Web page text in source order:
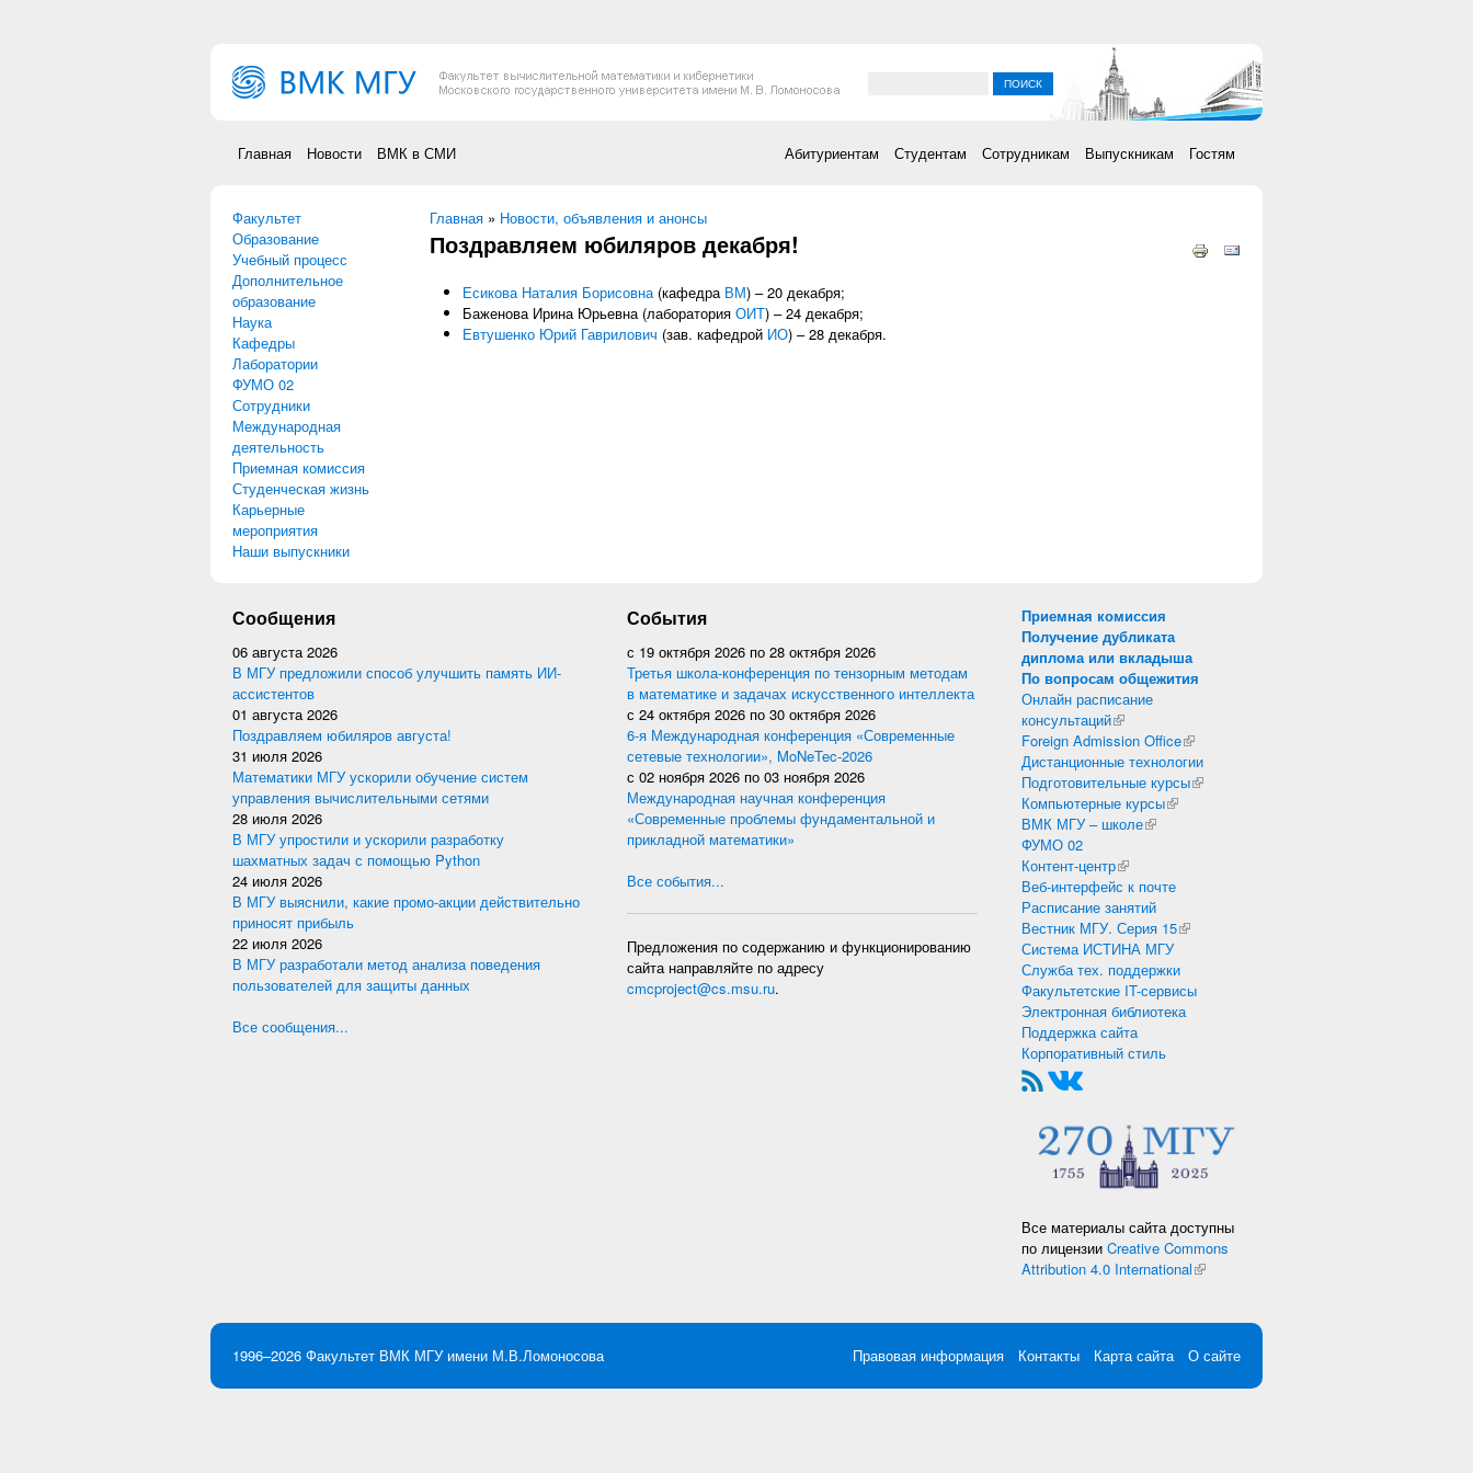
Главная Новости ВМК в СМИ Абитуриентам Студентам Сотрудникам Выпускникам Гостям
Факультет
Образование
Учебный процесс
Дополнительное
образование
Наука
Кафедры
Лаборатории
ФУМО 02
Сотрудники
Международная
деятельность
Приемная комиссия
Студенческая жизнь
Карьерные
мероприятия
Наши выпускники
Вы здесь
Главная » Новости, объявления и анонсы
Поздравляем юбиляров декабря!
Есикова Наталия Борисовна(кафедра ВМ) – 20 декабря;
Баженова Ирина Юрьевна (лаборатория ОИТ) – 24 декабря;
Евтушенко Юрий Гаврилович (зав. кафедрой ИО) – 28 декабря.
Сообщения
06 августа 2026
В МГУ предложили способ улучшить память ИИ-
ассистентов
01 августа 2026
Поздравляем юбиляров августа!
31 июля 2026
Математики МГУ ускорили обучение систем
управления вычислительными сетями
28 июля 2026
В МГУ упростили и ускорили разработку
шахматных задач с помощью Python
24 июля 2026
В МГУ выяснили, какие промо-акции действительно
приносят прибыль
22 июля 2026
В МГУ разработали метод анализа поведения
пользователей для защиты данных
Все сообщения...
События
с 19 октября 2026 по 28 октября 2026
Третья школа-конференция по тензорным методам
в математике и задачах искусственного интеллекта
с 24 октября 2026 по 30 октября 2026
6-я Международная конференция «Современные
сетевые технологии», MoNeTec-2026
с 02 ноября 2026 по 03 ноября 2026
Международная научная конференция
«Современные проблемы фундаментальной и
прикладной математики»
Все события...
Предложения по содержанию и функционированию
сайта направляйте по адресу
cmcproject@cs.msu.ru.
Приемная комиссия
Получение дубликата
диплома или вкладыша
По вопросам общежития
Онлайн расписание
консультаций(внешняя ссылка)
Foreign Admission Office(внешняя ссылка)
Дистанционные технологии
Подготовительные курсы(внешняя ссылка)
Компьютерные курсы(внешняя ссылка)
ВМК МГУ – школе(внешняя ссылка)
ФУМО 02
Контент-центр(внешняя ссылка)
Веб-интерфейс к почте
Расписание занятий
Вестник МГУ. Серия 15(внешняя ссылка)
Система ИСТИНА МГУ
Служба тех. поддержки
Факультетские IT-сервисы
Электронная библиотека
Поддержка сайта
Корпоративный стиль
Все материалы сайта доступны
по лицензии Creative Commons
Attribution 4.0 International(внешняя ссылка)
1996–2026 Факультет ВМК МГУ имени М.В.Ломоносова Правовая информация Контакты Карта сайта О сайте